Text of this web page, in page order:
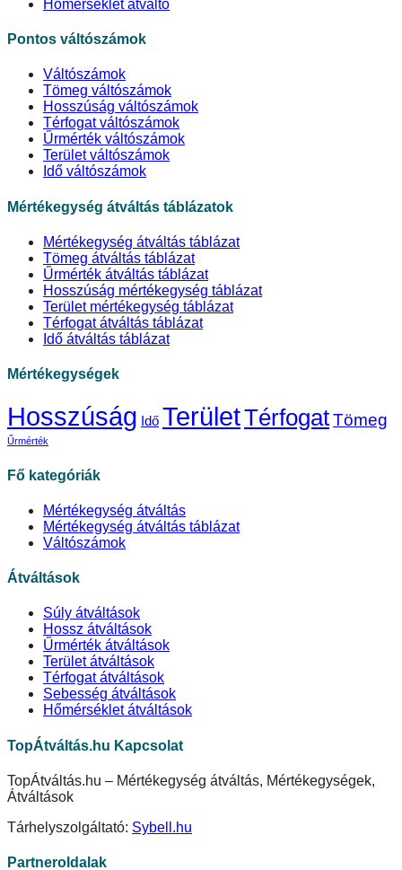
Hőmérséklet átváltó
Pontos váltószámok
Váltószámok
Tömeg váltószámok
Hosszúság váltószámok
Térfogat váltószámok
Űrmérték váltószámok
Terület váltószámok
Idő váltószámok
Mértékegység átváltás táblázatok
Mértékegység átváltás táblázat
Tömeg átváltás táblázat
Űrmérték átváltás táblázat
Hosszúság mértékegység táblázat
Terület mértékegység táblázat
Térfogat átváltás táblázat
Idő átváltás táblázat
Mértékegységek
Hosszúság Idő TerületTérfogatTömeg
Űrmérték
Fő kategóriák
Mértékegység átváltás
Mértékegység átváltás táblázat
Váltószámok
Átváltások
Súly átváltások
Hossz átváltások
Űrmérték átváltások
Terület átváltások
Térfogat átváltások
Sebesség átváltások
Hőmérséklet átváltások
TopÁtváltás.hu Kapcsolat
TopÁtváltás.hu – Mértékegység átváltás, Mértékegységek,
Átváltások
Tárhelyszolgáltató: Sybell.hu
Partneroldalak